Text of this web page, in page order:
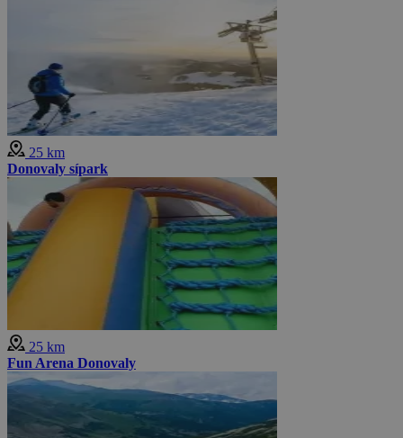
25 km
Donovaly sípark
25 km
Fun Arena Donovaly